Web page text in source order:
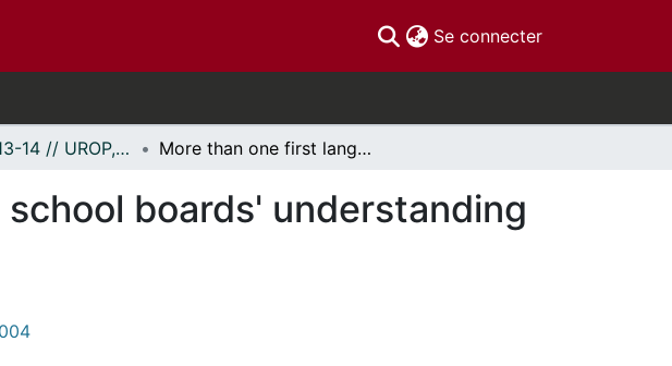
Se connecter(current)
PIRPC, 2013-14 // UROP, 2013-14 More than one first language? Ontario school boards' understanding of bilingual first language acquisition
boards' understanding